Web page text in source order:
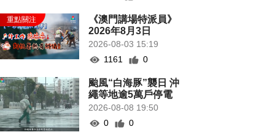
《澳門講場特派員》
2026年8月3日
2026-08-03 15:19
1161
0
颱風“白海豚”襲日 沖
繩等地逾5萬戶停電
2026-08-08 19:50
0
0